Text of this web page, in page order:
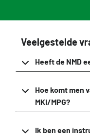
Veelgestelde
Heeft de NMD
Hoe komt men
MKI/MPG?
Ik ben een